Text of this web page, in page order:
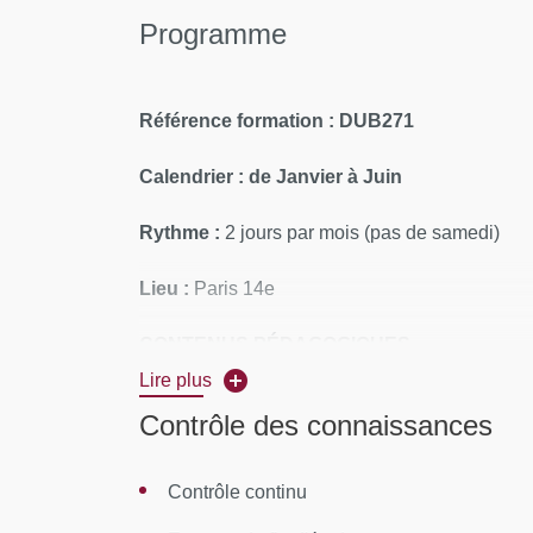
Programme
Référence formation : DUB271
Calendrier : de Janvier à Juin
Rythme : 2 jours par mois (pas de samedi)
Lieu : Paris 14e
Module 1 : Perspectives historiques et
Les programmes de détection précoce :
Lire plus
Contrôle des connaissances
Contrôle continu